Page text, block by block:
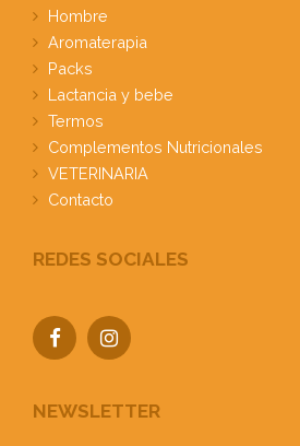
Hombre
Aromaterapia
Packs
Lactancia y bebe
Termos
Complementos Nutricionales
VETERINARIA
Contacto
REDES SOCIALES
NEWSLETTER